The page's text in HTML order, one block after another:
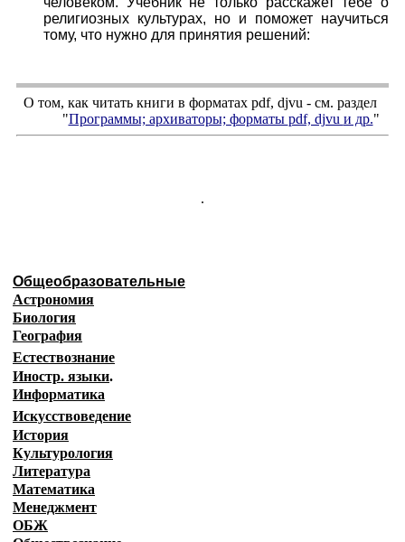
религиозных культурах, но и поможет научиться
тому, что нужно для принятия решений:
О том, как читать книги в форматах pdf, djvu - см. раздел
"Программы; архиваторы; форматы pdf, djvu и др."
.
Общеобразовательные
Астрономия
Биология
География
Естествознание
Иностр. языки.
Информатика
Искусствоведение
История
Культурология
Литература
Математика
Менеджмент
ОБЖ